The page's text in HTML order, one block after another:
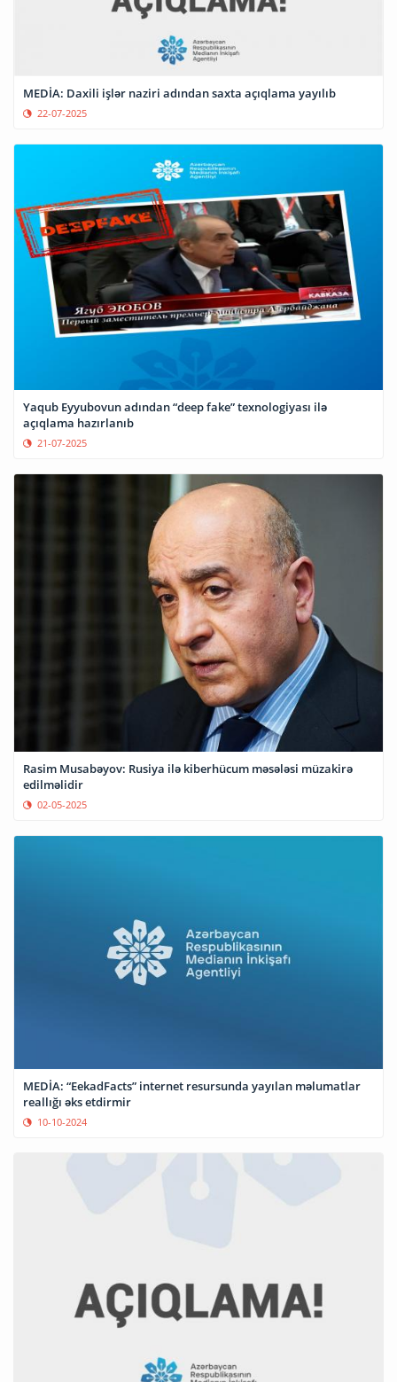
MEDİA: Daxili işlər naziri adından saxta açıqlama yayılıb
22-07-2025
Yaqub Eyyubovun adından “deep fake” texnologiyası ilə
açıqlama hazırlanıb
21-07-2025
Rasim Musabəyov: Rusiya ilə kiberhücum məsələsi müzakirə
edilməlidir
02-05-2025
MEDİA: “EekadFacts” internet resursunda yayılan məlumatlar
reallığı əks etdirmir
10-10-2024